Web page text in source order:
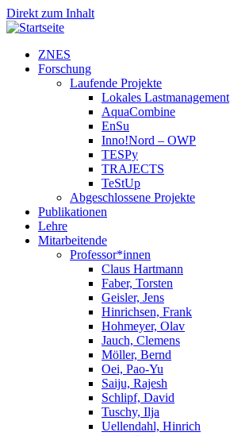
Direkt zum Inhalt
ZNES
Forschung
Laufende Projekte
Lokales Lastmanagement
AquaCombine
EnSu
Inno!Nord – OWP
TESPy
TRAJECTS
TeStUp
Abgeschlossene Projekte
Publikationen
Lehre
Mitarbeitende
Professor*innen
Claus Hartmann
Faber, Torsten
Geisler, Jens
Hinrichsen, Frank
Hohmeyer, Olav
Jauch, Clemens
Möller, Bernd
Oei, Pao-Yu
Saiju, Rajesh
Schlipf, David
Tuschy, Ilja
Uellendahl, Hinrich